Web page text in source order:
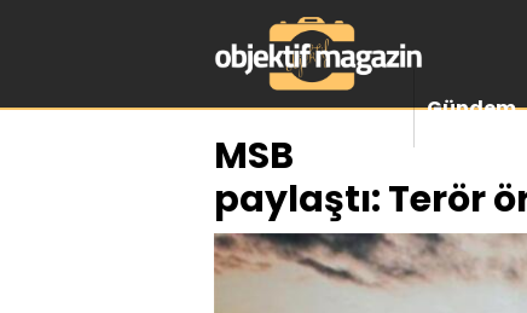
Gündem
MSB
paylaştı: Terör